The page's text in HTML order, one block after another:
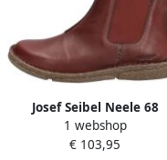
Josef Seibel Neele 68
Stiefelette für Damen Rot
1 webshop
€ 103,95